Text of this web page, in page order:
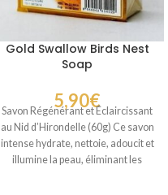
Gold Swallow Birds Nest
Soap
5,90€
Savon Régénérant et Éclaircissant
au Nid d’Hirondelle (60g) Ce savon
intense hydrate, nettoie, adoucit et
illumine la peau, éliminant les